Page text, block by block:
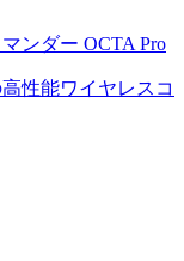
ンダー OCTA Pro
性能ワイヤレスコ